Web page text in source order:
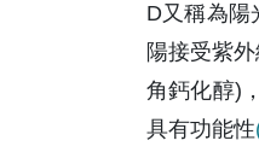
D又稱為陽
陽接受紫
角鈣化醇)
具有功能性